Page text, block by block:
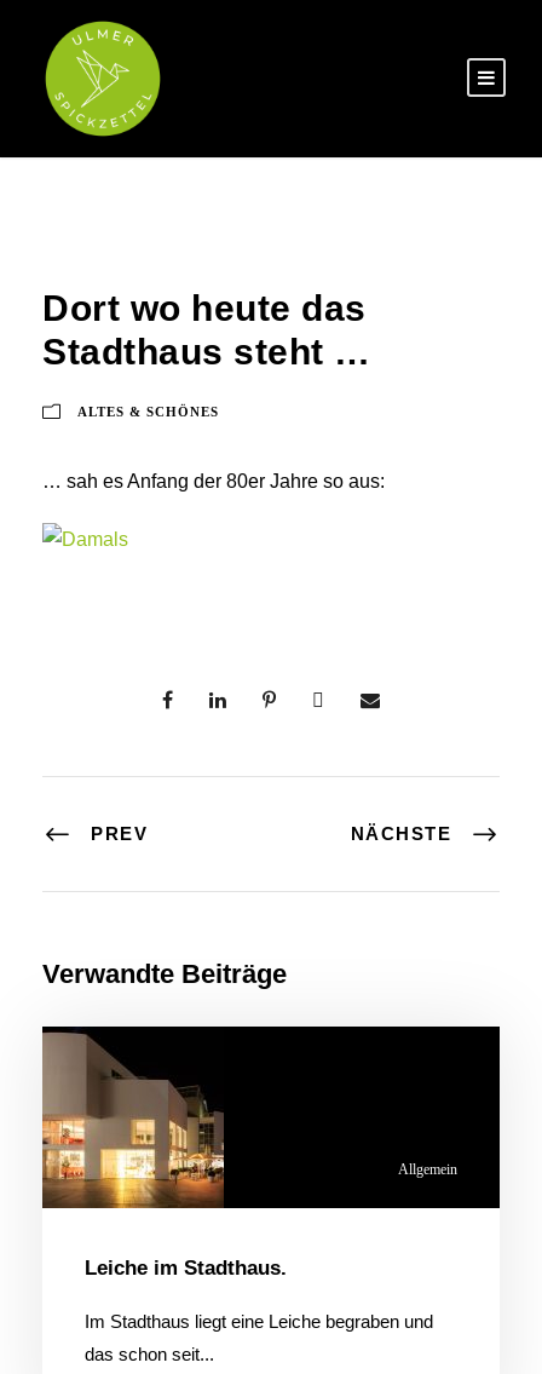
Dort wo heute das
Stadthaus steht …
ALTES & SCHÖNES
… sah es Anfang der 80er Jahre so aus:
PREV NÄCHSTE
Verwandte Beiträge
Allgemein
Leiche im Stadthaus.
Im Stadthaus liegt eine Leiche begraben und
das schon seit...